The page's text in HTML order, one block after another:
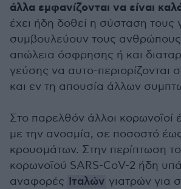
άλλα εμφανίζονται να είναι
έχει ήδη δοθεί η σύσταση τους
συμβουλεύουν τους ανθρώπους
απώλεια όσφρησης ή και
γεύσης να αυτο-περιορίζονται
και εν τη απουσία άλλων
Στο παρελθόν άλλοι κορωνοϊοί
με την ανοσμία, σε ποσοστό
κρουσμάτων. Στην περίπτωση
κορωνοϊού SARS-CoV-2 ήδη
αναφορές Ιταλών γιατρών για